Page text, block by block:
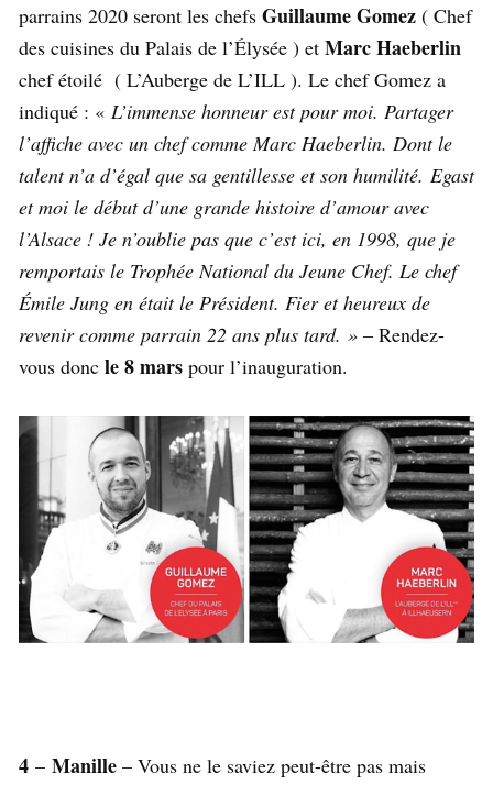
parrains 2020 seront les chefs Guillaume Gomez ( Chef
des cuisines du Palais de l’Élysée ) et Marc Haeberlin
chef étoilé ( L’Auberge de L’ILL ). Le chef Gomez a
indiqué : « L’immense honneur est pour moi. Partager
l’affiche avec un chef comme Marc Haeberlin. Dont le
talent n’a d’égal que sa gentillesse et son humilité. Egast
et moi le début d’une grande histoire d’amour avec
l’Alsace ! Je n’oublie pas que c’est ici, en 1998, que je
remportais le Trophée National du Jeune Chef. Le chef
Émile Jung en était le Président. Fier et heureux de
revenir comme parrain 22 ans plus tard. » – Rendez-
vous donc le 8 mars pour l’inauguration.
4 – Manille – Vous ne le saviez peut-être pas mais